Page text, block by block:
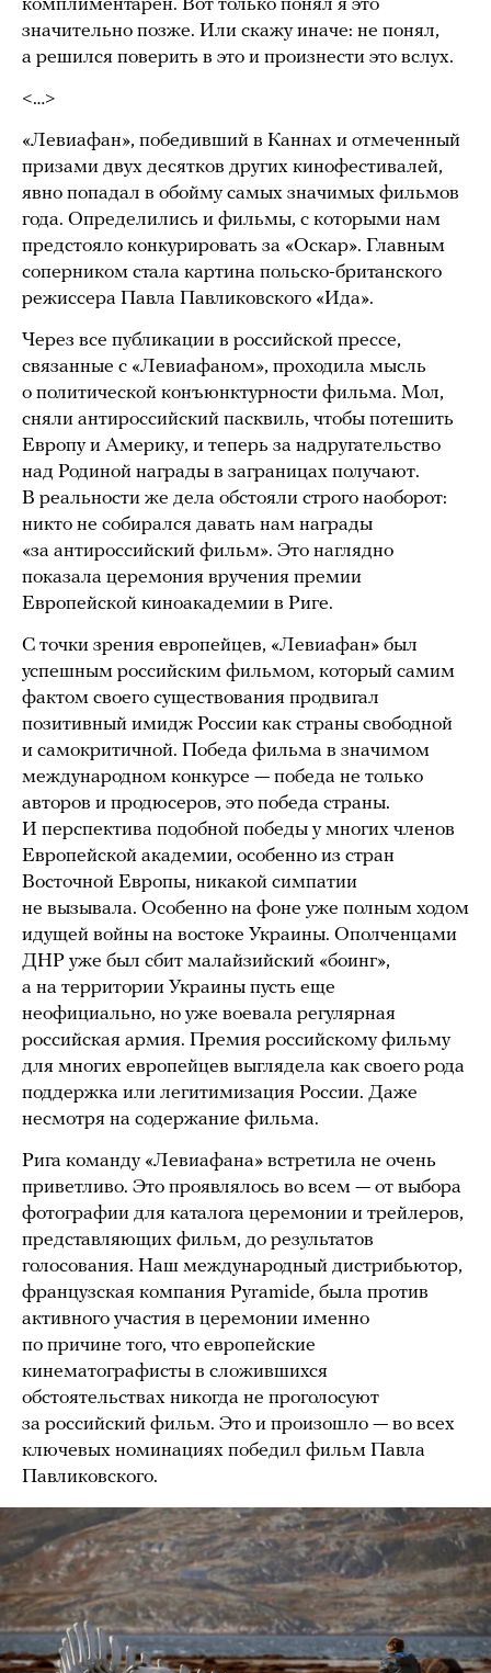
комплиментарен. Вот только понял я это
значительно позже. Или скажу иначе: не понял,
а решился поверить в это и произнести это вслух.
<…>
«Левиафан», победивший в Каннах и отмеченный
призами двух десятков других кинофестивалей,
явно попадал в обойму самых значимых фильмов
года. Определились и фильмы, с которыми нам
предстояло конкурировать за «Оскар». Главным
соперником стала картина польско-британского
режиссера Павла Павликовского «Ида».
Через все публикации в российской прессе,
связанные с «Левиафаном», проходила мысль
о политической конъюнктурности фильма. Мол,
сняли антироссийский пасквиль, чтобы потешить
Европу и Америку, и теперь за надругательство
над Родиной награды в заграницах получают.
В реальности же дела обстояли строго наоборот:
никто не собирался давать нам награды
«за антироссийский фильм». Это наглядно
показала церемония вручения премии
Европейской киноакадемии в Риге.
С точки зрения европейцев, «Левиафан» был
успешным российским фильмом, который самим
фактом своего существования продвигал
позитивный имидж России как страны свободной
и самокритичной. Победа фильма в значимом
международном конкурсе — победа не только
авторов и продюсеров, это победа страны.
И перспектива подобной победы у многих членов
Европейской академии, особенно из стран
Восточной Европы, никакой симпатии
не вызывала. Особенно на фоне уже полным ходом
идущей войны на востоке Украины. Ополченцами
ДНР уже был сбит малайзийский «боинг»,
а на территории Украины пусть еще
неофициально, но уже воевала регулярная
российская армия. Премия российскому фильму
для многих европейцев выглядела как своего рода
поддержка или легитимизация России. Даже
несмотря на содержание фильма.
Рига команду «Левиафана» встретила не очень
приветливо. Это проявлялось во всем — от выбора
фотографии для каталога церемонии и трейлеров,
представляющих фильм, до результатов
голосования. Наш международный дистрибьютор,
французская компания Pyramide, была против
активного участия в церемонии именно
по причине того, что европейские
кинематографисты в сложившихся
обстоятельствах никогда не проголосуют
за российский фильм. Это и произошло — во всех
ключевых номинациях победил фильм Павла
Павликовского.